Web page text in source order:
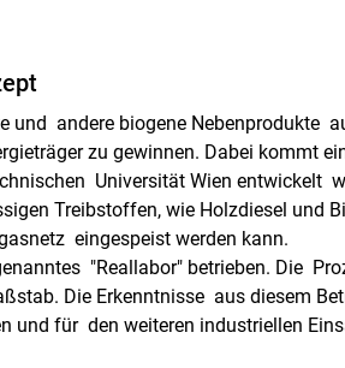
und andere biogene Nebenprodukte
zu gewinnen. Dabei kommt
Universität Wien entwickelt
Treibstoffen, wie Holzdiesel und
eingespeist werden kann.
"Reallabor" betrieben. Die
Die Erkenntnisse aus diesem
und für den weiteren industriellen